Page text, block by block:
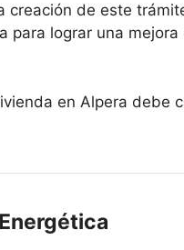
de este
para lograr una
en Alpera debe